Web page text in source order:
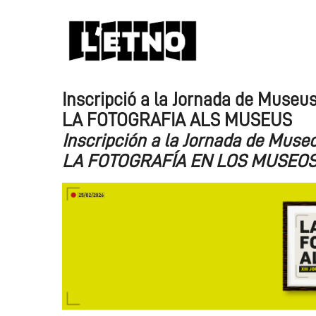
Inscripció a la Jornada de
LA FOTOGRAFIA ALS MUSEUS
Inscripción a la Jornada de
LA FOTOGRAFÍA EN LOS